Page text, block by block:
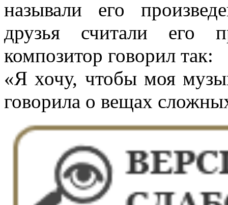
называли его
друзья считали его
композитор говорил так:
«Я хочу, чтобы моя
говорила о вещах